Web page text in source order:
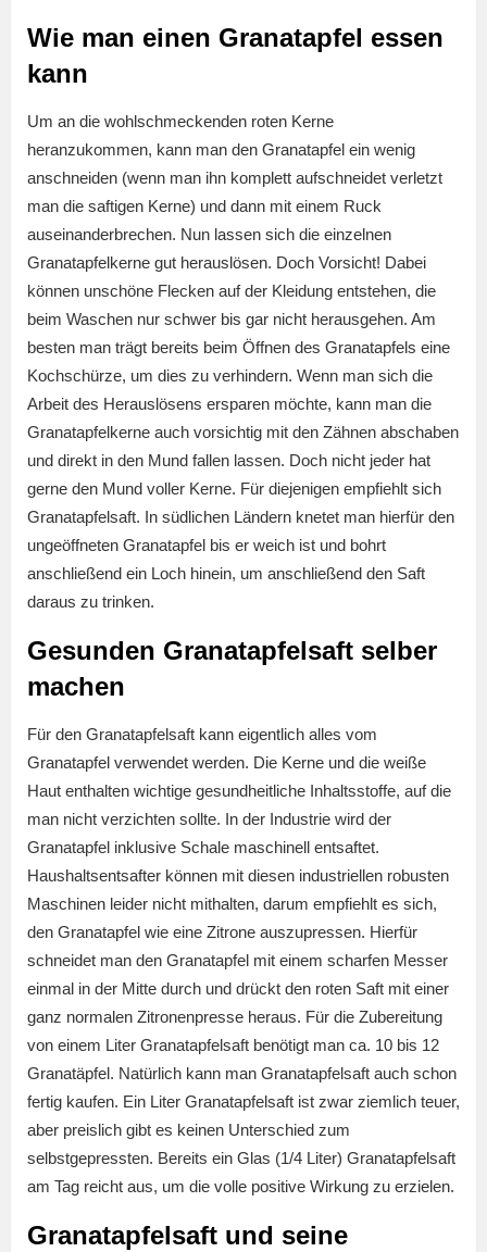
Wie man einen Granatapfel essen
kann
Um an die wohlschmeckenden roten Kerne
heranzukommen, kann man den Granatapfel ein wenig
anschneiden (wenn man ihn komplett aufschneidet verletzt
man die saftigen Kerne) und dann mit einem Ruck
auseinanderbrechen. Nun lassen sich die einzelnen
Granatapfelkerne gut herauslösen. Doch Vorsicht! Dabei
können unschöne Flecken auf der Kleidung entstehen, die
beim Waschen nur schwer bis gar nicht herausgehen. Am
besten man trägt bereits beim Öffnen des Granatapfels eine
Kochschürze, um dies zu verhindern. Wenn man sich die
Arbeit des Herauslösens ersparen möchte, kann man die
Granatapfelkerne auch vorsichtig mit den Zähnen abschaben
und direkt in den Mund fallen lassen. Doch nicht jeder hat
gerne den Mund voller Kerne. Für diejenigen empfiehlt sich
Granatapfelsaft. In südlichen Ländern knetet man hierfür den
ungeöffneten Granatapfel bis er weich ist und bohrt
anschließend ein Loch hinein, um anschließend den Saft
daraus zu trinken.
Gesunden Granatapfelsaft selber
machen
Für den Granatapfelsaft kann eigentlich alles vom
Granatapfel verwendet werden. Die Kerne und die weiße
Haut enthalten wichtige gesundheitliche Inhaltsstoffe, auf die
man nicht verzichten sollte. In der Industrie wird der
Granatapfel inklusive Schale maschinell entsaftet.
Haushaltsentsafter können mit diesen industriellen robusten
Maschinen leider nicht mithalten, darum empfiehlt es sich,
den Granatapfel wie eine Zitrone auszupressen. Hierfür
schneidet man den Granatapfel mit einem scharfen Messer
einmal in der Mitte durch und drückt den roten Saft mit einer
ganz normalen Zitronenpresse heraus. Für die Zubereitung
von einem Liter Granatapfelsaft benötigt man ca. 10 bis 12
Granatäpfel. Natürlich kann man Granatapfelsaft auch schon
fertig kaufen. Ein Liter Granatapfelsaft ist zwar ziemlich teuer,
aber preislich gibt es keinen Unterschied zum
selbstgepressten. Bereits ein Glas (1/4 Liter) Granatapfelsaft
am Tag reicht aus, um die volle positive Wirkung zu erzielen.
Granatapfelsaft und seine